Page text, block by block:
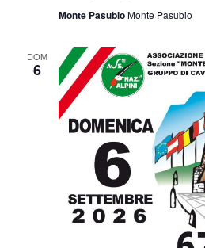
Monte PasubioMonte Pasubio
DOM
6